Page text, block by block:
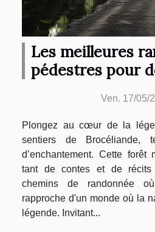
Les meilleures
pédestres pour
Ven. 17/05/
Plongez au cœur de la
sentiers de Brocéliande,
d’enchantement. Cette forêt
tant de contes et de récits
chemins de randonnée
rapproche d'un monde où la
légende. Invitant...